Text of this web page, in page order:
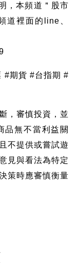
，本頻道＂股市
道裡面的line、
#期貨 #台指期 #
，審慎投資，並
品無不當利益關
不提供或嘗試遊
見與看法為特定
策時應審慎衡量